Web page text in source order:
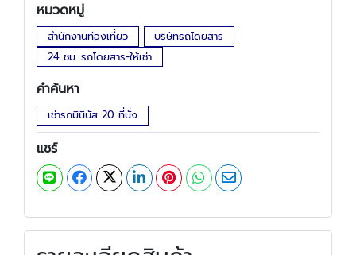
หมวดหมู่
สำนักงานท่องเที่ยว
บริษัทรถโดยสาร
24 ชม. รถโดยสาร-ให้เช่า
คำค้นหา
เช่ารถมินิบัส 20 ที่นั่ง
แชร์